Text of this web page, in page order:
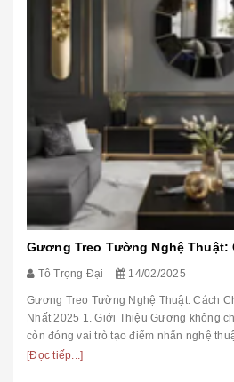
Tô Trọng Đại 14/02/2025
Gương Treo Tường Nghệ Thuật: Cách
Nhất 2025 1. Giới Thiệu Gương không
còn đóng vai trò tạo điểm nhấn nghệ
Trong ...
[Đọc tiếp...]